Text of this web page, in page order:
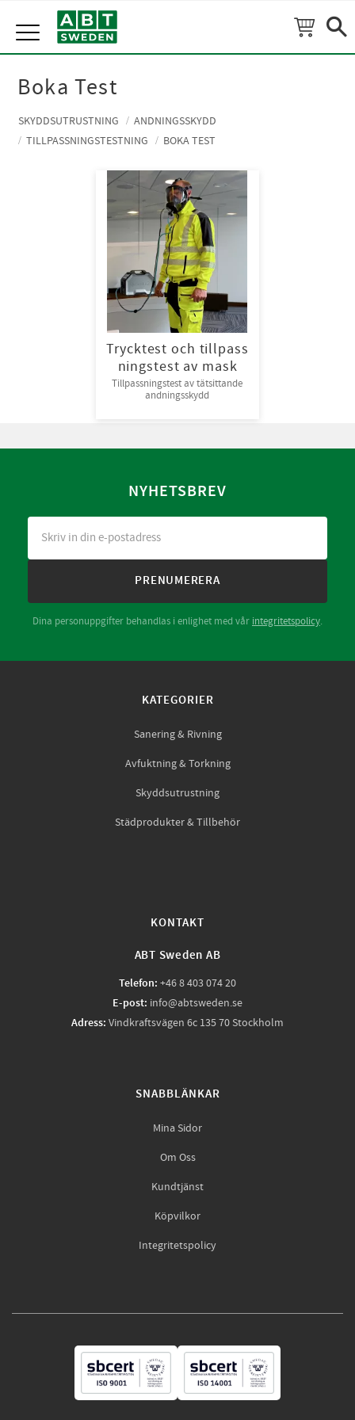
Meny
Boka Test
SKYDDSUTRUSTNING
ANDNINGSSKYDD
TILLPASSNINGSTESTNING
BOKA TEST
Trycktest och tillpass
ningstest av mask
Tillpassningstest av tätsittande
andningsskydd
NYHETSBREV
PRENUMERERA
Dina personuppgifter behandlas i enlighet med vår integritetspolicy.
KATEGORIER
Sanering & Rivning
Avfuktning & Torkning
Skyddsutrustning
Städprodukter & Tillbehör
KONTAKT
ABT Sweden AB
Telefon: +46 8 403 074 20
E-post: info@abtsweden.se
Adress: Vindkraftsvägen 6c 135 70 Stockholm
SNABBLÄNKAR
Mina Sidor
Om Oss
Kundtjänst
Köpvilkor
Integritetspolicy